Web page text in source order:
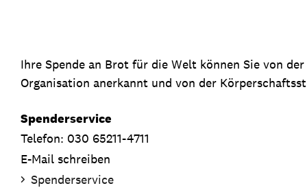
Ihre Spende an Brot für die Welt können Sie von
Organisation anerkannt und von der
Spenderservice
Telefon: 030 65211-4711
E-Mail schreiben
Spenderservice